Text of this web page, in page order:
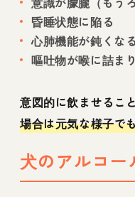
昏睡状態に陥る
心肺機能が鈍くなる
嘔吐物が喉に詰ま
意図的に飲ませるこ
場合は元気な様子で
犬のアルコー